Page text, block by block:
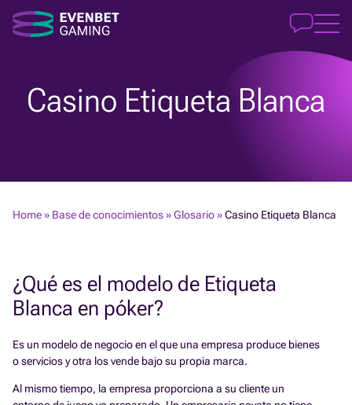
Casino Etiqueta Blanca
Home» Base de conocimientos»Glosario»Casino Etiqueta Blanca
¿Qué es el modelo de Etiqueta
Blanca en póker?
Es un modelo de negocio en el que una empresa produce bienes
o servicios y otra los vende bajo su propia marca.
Al mismo tiempo, la empresa proporciona a su cliente un